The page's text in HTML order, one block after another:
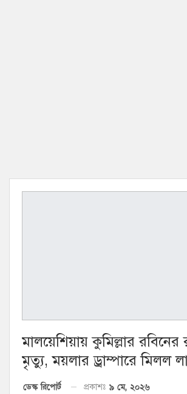
মালয়েশিয়ায় কুমিল্লার
মৃত্যু, ময়লার ড্রাম্পারে মিলল
ডেস্ক রিপোর্ট প্রকাশঃ ৯ মে, ২০২৬